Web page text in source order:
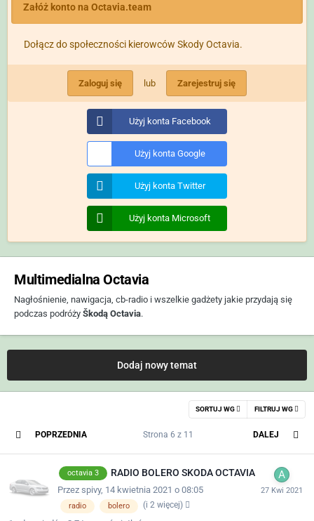
Załóż konto na Octavia.team
Dołącz do społeczności kierowców Skody Octavia.
Zaloguj się lub Zarejestruj się
Użyj konta Facebook
Użyj konta Google
Użyj konta Twitter
Użyj konta Microsoft
Multimedialna Octavia
Nagłośnienie, nawigacja, cb-radio i wszelkie gadżety jakie przydają się
podczas podróży Škodą Octavia.
Dodaj nowy temat
SORTUJ WG FILTRUJ WG
POPRZEDNIA DALEJ
Strona 6 z 11
octavia 3 RADIO BOLERO SKODA OCTAVIA
Przez spivy, 14 kwietnia 2021 o 08:05
radio bolero (i 2 więcej)